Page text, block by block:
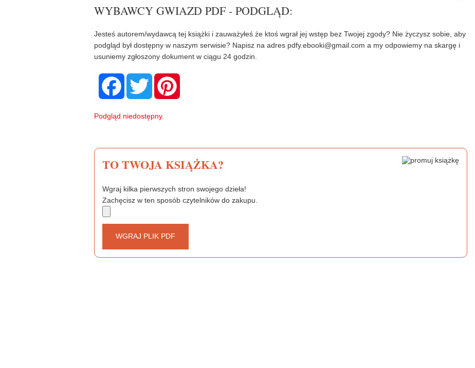
WYBAWCY GWIAZD PDF - PODGLĄD:
Jesteś autorem/wydawcą tej książki i zauważyłeś że ktoś wgrał jej wstęp bez Twojej zgody? Nie życzysz sobie, aby
podgląd był dostępny w naszym serwisie? Napisz na adres pdfy.ebooki@gmail.com a my odpowiemy na skargę i
usuniemy zgłoszony dokument w ciągu 24 godzin.
F
o
T
w
e
Podgląd niedostępny.
TO TWOJA KSIĄŻKA?
Wgraj kilka pierwszych stron swojego dzieła!
Zachęcisz w ten sposób czytelników do zakupu.
WGRAJ PLIK PDF